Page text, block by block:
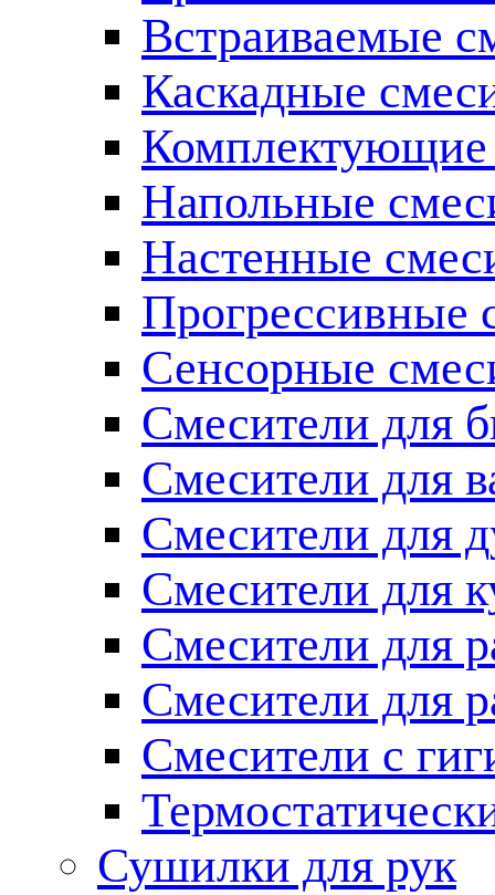
Встраиваемые
Каскадные
Комплектующие
Напольные
Настенные
Прогрессивные
Сенсорные
Смесители для
Смесители для
Смесители для
Смесители для
Смесители для
Смесители для
Смесители с
Сушилки для рук